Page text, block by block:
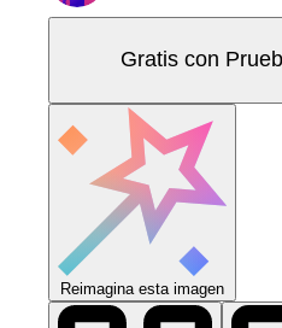
Gratis con
Reimagina esta imagen